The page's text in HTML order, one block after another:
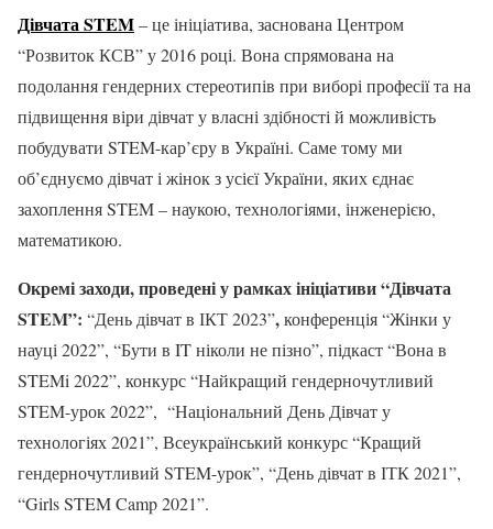
Дівчата STEM– це ініціатива, заснована Центром
“Розвиток КСВ” у 2016 році. Вона спрямована на
подолання гендерних стереотипів при виборі професії та на
підвищення віри дівчат у власні здібності й можливість
побудувати STEM-кар’єру в Україні. Саме тому ми
об’єднуємо дівчат і жінок з усієї України, яких єднає
захоплення STEM – наукою, технологіями, інженерією,
математикою.
Окремі заходи, проведені у рамках ініціативи “Дівчата
STEM”: “День дівчат в ІКТ 2023”,конференція “Жінки у
науці 2022”, “Бути в IT ніколи не пізно”, підкаст “Вона в
STEMi 2022”, конкурс “Найкращий гендерночутливий
STEM-урок 2022”, “Національний День Дівчат у
технологіях 2021”, Всеукраїнський конкурс “Кращий
гендерночутливий STEM-урок”, “День дівчат в ІТК 2021”,
“Girls STEM Camp 2021”.